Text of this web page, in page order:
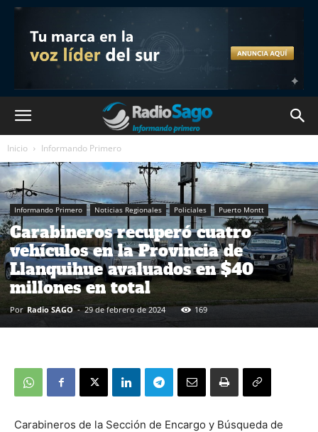
Inicio Informando Primero
Informando Primero Noticias Regionales Policiales Puerto Montt
Carabineros recuperó cuatro
vehículos en la Provincia de
Llanquihue avaluados en $40
millones en total
Por Radio SAGO - 29 de febrero de 2024 169
Carabineros de la Sección de Encargo y Búsqueda de